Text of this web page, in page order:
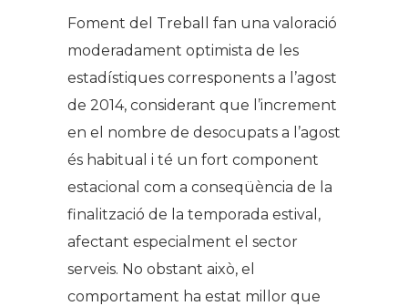
Foment del Treball fan una valoració
moderadament optimista de les
estadístiques corresponents a l’agost
de 2014, considerant que l’increment
en el nombre de desocupats a l’agost
és habitual i té un fort component
estacional com a conseqüència de la
finalització de la temporada estival,
afectant especialment el sector
serveis. No obstant això, el
comportament ha estat millor que